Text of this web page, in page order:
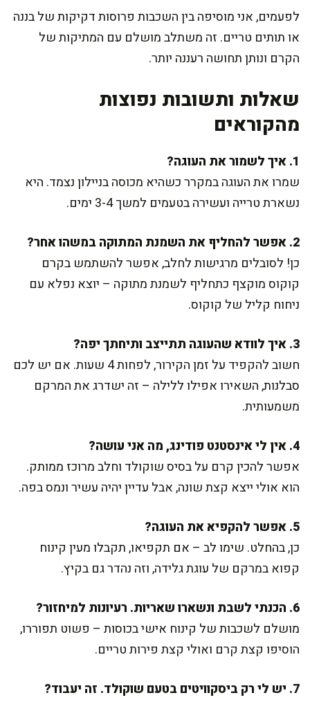
לפעמים, אני מוסיפה בין השכבות פרוסות דקיקות של בננה
או תותים טריים. זה משתלב מושלם עם המתיקות של
הקרם ונותן תחושה רעננה יותר.
שאלות ותשובות נפוצות
מהקוראים
1. איך לשמור את העוגה?
שמרו את העוגה במקרר כשהיא מכוסה בניילון נצמד. היא
נשארת טרייה ועשירה בטעמים למשך 3-4 ימים.
2. אפשר להחליף את השמנת המתוקה במשהו אחר?
כן! לסובלים מרגישות לחלב, אפשר להשתמש בקרם
קוקוס מוקצף כתחליף לשמנת מתוקה – יוצא נפלא עם
ניחוח קליל של קוקוס.
3. איך לוודא שהעוגה תתייצב ותיחתך יפה?
חשוב להקפיד על זמן הקירור, לפחות 4 שעות. אם יש לכם
סבלנות, השאירו אפילו ללילה – זה ישדרג את המרקם
משמעותית.
4. אין לי אינסטנט פודינג, מה אני עושה?
אפשר להכין קרם על בסיס שוקולד וחלב מרוכז ממותק.
הוא אולי ייצא קצת שונה, אבל עדיין יהיה עשיר ונמס בפה.
5. אפשר להקפיא את העוגה?
כן, בהחלט. שימו לב – אם תקפיאו, תקבלו מעין קינוח
קפוא במרקם של עוגת גלידה, וזה נהדר גם בקיץ.
6. הכנתי לשבת ונשארו שאריות. רעיונות למיחזור?
מושלם לשכבות של קינוח אישי בכוסות – פשוט תפוררו,
הוסיפו קצת קרם ואולי קצת פירות טריים.
7. יש לי רק ביסקוויטים בטעם שוקולד. זה יעבוד?